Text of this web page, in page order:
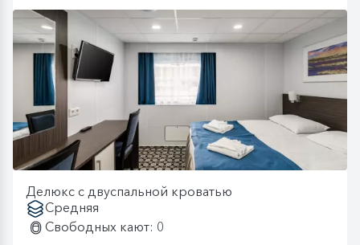
Делюкс с двуспальной кроватью
Средняя
Свободных кают: 0